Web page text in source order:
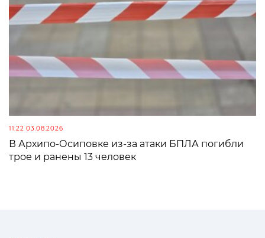
11:22 03.08.2026
В Архипо-Осиповке из-за атаки БПЛА погибли
трое и ранены 13 человек